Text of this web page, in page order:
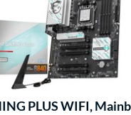
PLUS WIFI,